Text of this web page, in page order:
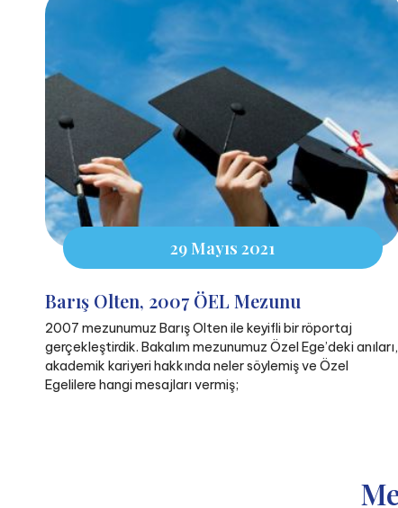
29 Mayıs 2021
Barış Olten, 2007 ÖEL Mezunu
2007 mezunumuz Barış Olten ile keyifli bir röportaj
gerçekleştirdik. Bakalım mezunumuz Özel Ege’deki anıları,
akademik kariyeri hakkında neler söylemiş ve Özel
Egelilere hangi mesajları vermiş;